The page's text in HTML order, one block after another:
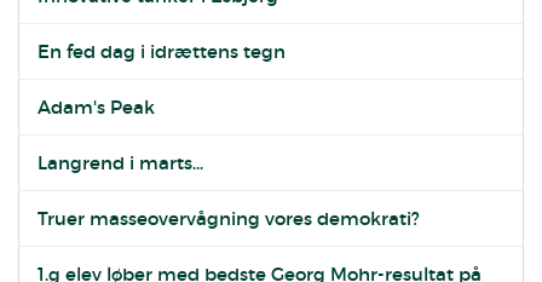
En fed dag i idrættens tegn
Adam's Peak
Langrend i marts...
Truer masseovervågning vores demokrati?
1.g elev løber med bedste Georg Mohr-resultat på